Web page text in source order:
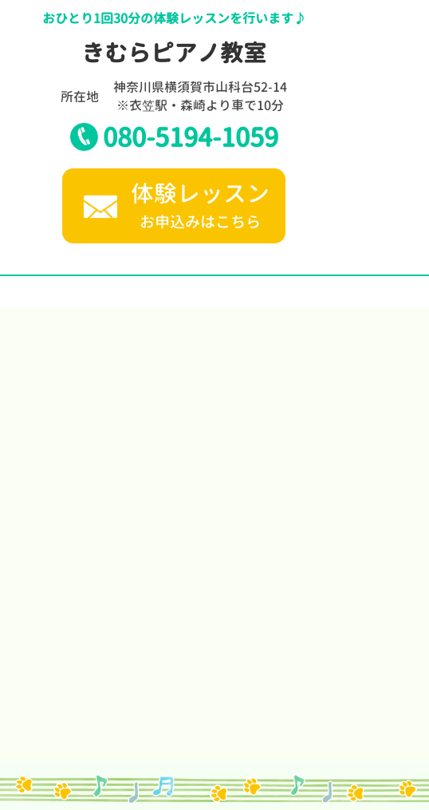
おひとり1回30分の体験レッスンを行います♪
きむらピアノ教室
所在地
神奈川県横須賀市山科台52-14
※衣笠駅・森崎より車で10分
080-5194-1059
体験レッスン
お申込みはこちら